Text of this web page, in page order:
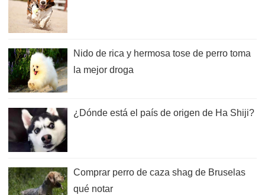
Nido de rica y hermosa tose de perro toma
la mejor droga
¿Dónde está el país de origen de Ha Shiji?
Comprar perro de caza shag de Bruselas
qué notar